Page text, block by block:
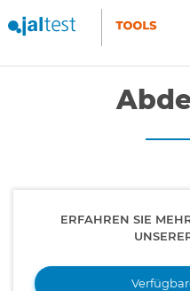
ERFAHREN SIE